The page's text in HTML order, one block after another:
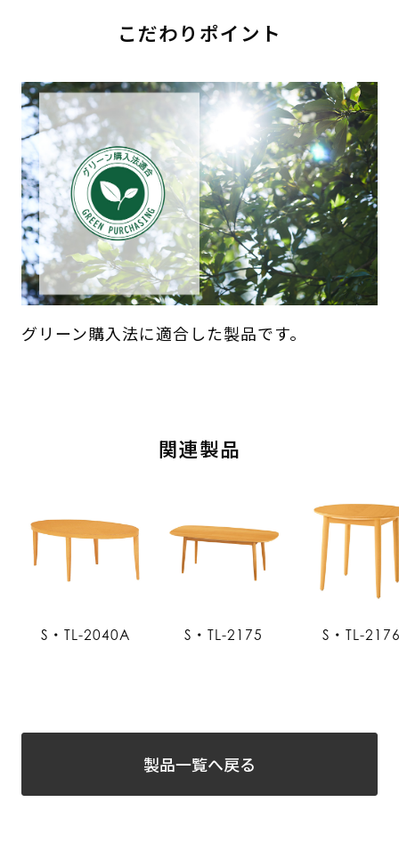
こだわりポイント
グリーン購入法に適合した製品です。
関連製品
S・TL-2040A S・TL-2175 S・TL-
製品一覧へ戻る